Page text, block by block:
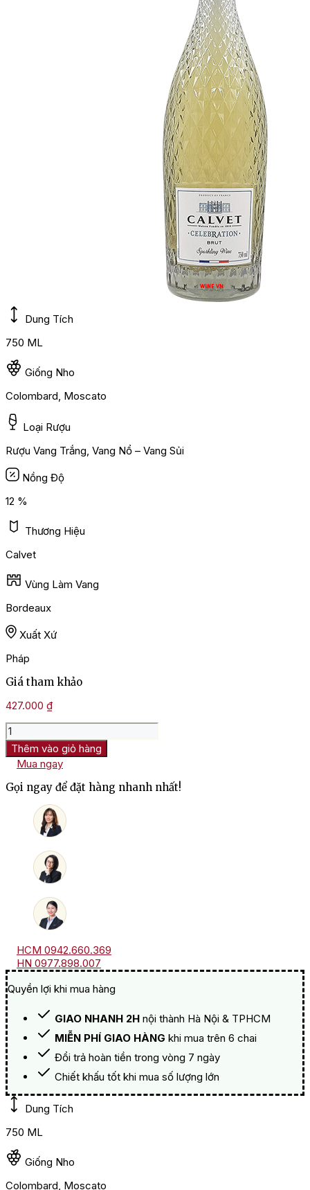
Dung Tích
750 ML
Giống Nho
Colombard, Moscato
Loại Rượu
Rượu Vang Trắng, Vang Nổ – Vang Sủi
Nồng Độ
12 %
Thương Hiệu
Calvet
Vùng Làm Vang
Bordeaux
Xuất Xứ
Pháp
Giá tham khảo
427.000 ₫
Rượu
Vang
Nổ
Calvet
Celebration
Sparkling
Thêm vào giỏ hàng
Mua ngay
Gọi ngay để đặt hàng nhanh nhất!
HCM 0942.660.369
HN 0977.898.007
Quyền lợi khi mua hàng
GIAO NHANH 2H nội thành Hà Nội & TPHCM
MIỄN PHÍ GIAO HÀNG khi mua trên 6 chai
Đổi trả hoàn tiền trong vòng 7 ngày
Chiết khấu tốt khi mua số lượng lớn
Dung Tích
750 ML
Giống Nho
Colombard, Moscato